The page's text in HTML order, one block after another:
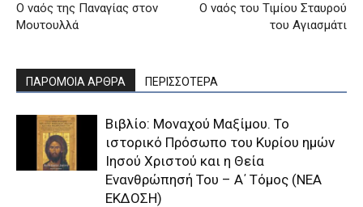
Ο ναός της Παναγίας στον
Μουτουλλά
O ναός του Τιμίου Σταυρού
του Αγιασμάτι
ΠΑΡΟΜΟΙΑ ΑΡΘΡΑ ΠΕΡΙΣΣΟΤΕΡΑ
Βιβλίο: Μοναχού Μαξίμου. Το
ιστορικό Πρόσωπο του Κυρίου ημών
Ιησού Χριστού και η Θεία
Ενανθρώπησή Του – Α΄ Τόμος (ΝΕΑ
ΕΚΔΟΣΗ)